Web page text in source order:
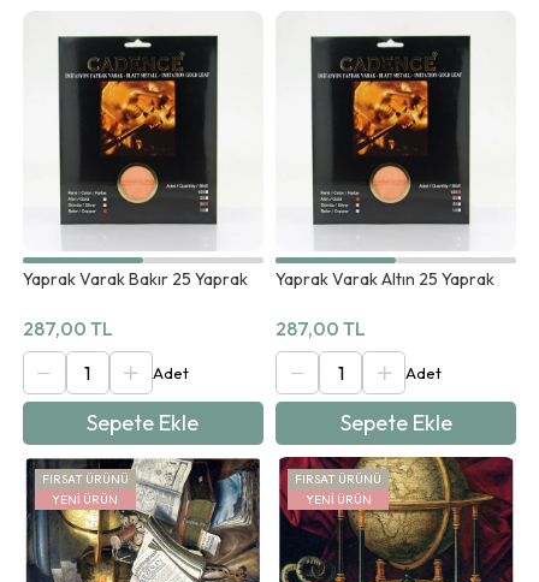
Yaprak Varak Bakır 25 Yaprak
287,00 TL
Sepete Ekle
Yaprak Varak Altın 25 Yaprak
287,00 TL
Sepete Ekle
YENI ÜRÜN
FIRSAT ÜRÜNÜ
YENI ÜRÜN
FIRSAT ÜRÜNÜ